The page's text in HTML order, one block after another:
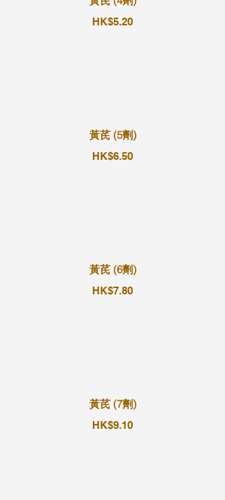
HK$5.20
黃芪 (5劑)
HK$6.50
黃芪 (6劑)
HK$7.80
黃芪 (7劑)
HK$9.10